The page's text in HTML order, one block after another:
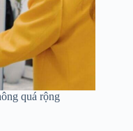
quá rộng